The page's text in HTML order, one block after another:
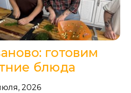
готовим
блюда
2026